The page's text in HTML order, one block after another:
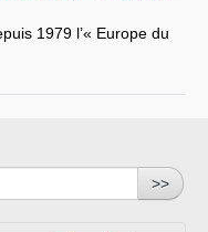
1979 l’« Europe du
>>